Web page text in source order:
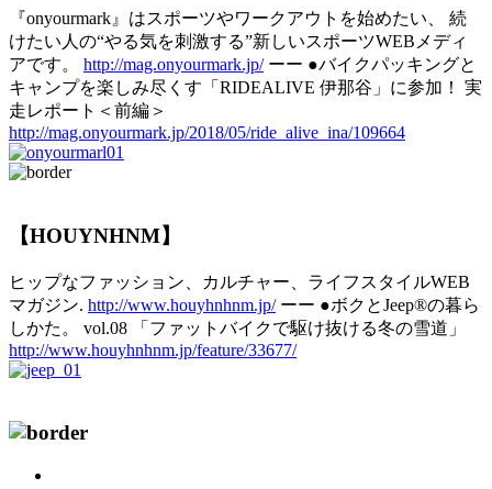
『onyourmark』はスポーツやワークアウトを始めたい、 続
けたい人の“やる気を刺激する”新しいスポーツWEBメディ
アです。 http://mag.onyourmark.jp/ーー ●バイクパッキングと
キャンプを楽しみ尽くす「RIDEALIVE 伊那谷」に参加！ 実
走レポート＜前編＞
http://mag.onyourmark.jp/2018/05/ride_alive_ina/109664
【HOUYNHNM】
ヒップなファッション、カルチャー、ライフスタイルWEB
マガジン. http://www.houyhnhnm.jp/ーー ●ボクとJeep®の暮ら
しかた。 vol.08 「ファットバイクで駆け抜ける冬の雪道」
http://www.houyhnhnm.jp/feature/33677/